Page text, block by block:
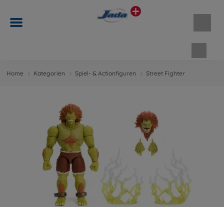
Home Kategorien Spiel- & Actionfiguren Street Fighter